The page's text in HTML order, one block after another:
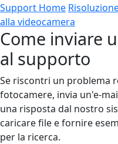
Support Home
alla videocamera
Come inviare
al supporto
Se riscontri un problema
fotocamere, invia un'e-
una risposta dal nostro
caricare file e fornire
per la ricerca.